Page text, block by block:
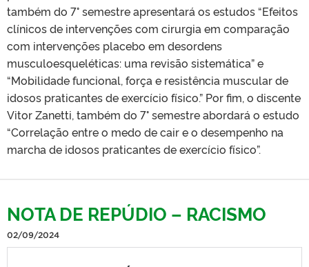
também do 7° semestre apresentará os estudos “Efeitos
clínicos de intervenções com cirurgia em comparação
com intervenções placebo em desordens
musculoesqueléticas: uma revisão sistemática” e
“Mobilidade funcional, força e resistência muscular de
idosos praticantes de exercício físico.” Por fim, o discente
Vitor Zanetti, também do 7° semestre abordará o estudo
“Correlação entre o medo de cair e o desempenho na
marcha de idosos praticantes de exercício físico”.
NOTA DE REPÚDIO – RACISMO
02/09/2024